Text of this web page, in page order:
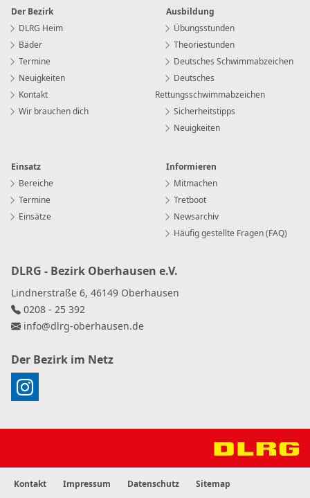
Der Bezirk
DLRG Heim
Bäder
Termine
Neuigkeiten
Kontakt
Wir brauchen dich
Ausbildung
Übungsstunden
Theoriestunden
Deutsches Schwimmabzeichen
Deutsches
Rettungsschwimmabzeichen
Sicherheitstipps
Neuigkeiten
Einsatz
Bereiche
Termine
Einsätze
Informieren
Mitmachen
Tretboot
Newsarchiv
Häufig gestellte Fragen (FAQ)
DLRG - Bezirk Oberhausen e.V.
Lindnerstraße 6, 46149 Oberhausen
0208 - 25 392
info@dlrg-oberhausen.de
Der Bezirk im Netz
Kontakt Impressum Datenschutz Sitemap